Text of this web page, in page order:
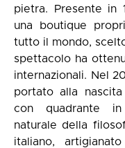
pietra. Presente in
una boutique
tutto il mondo,
spettacolo ha
internazionali. Nel
portato alla
con quadrante in
naturale della
italiano,